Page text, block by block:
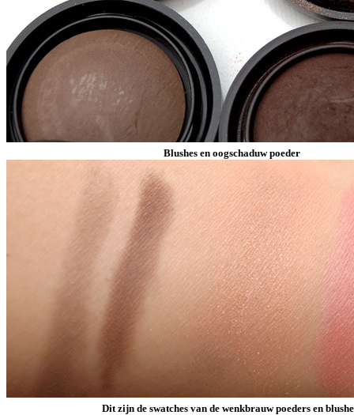
Blushes en oogschaduw poeder
Dit zijn de swatches van de wenkbrauw poeders en